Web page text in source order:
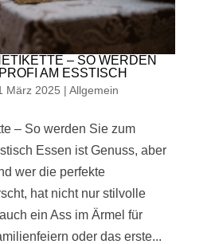
– SO WERDEN
AM ESSTISCH
März 2025 | Allgemein
– So werden Sie zum
Essen ist Genuss, aber
wer die perfekte
hat nicht nur stilvolle
ein Ass im Ärmel für
oder das erste...